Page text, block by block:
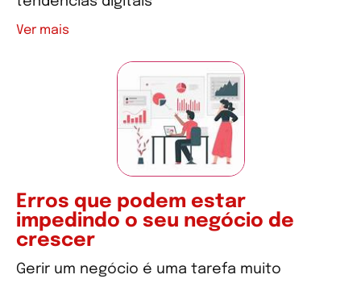
Ver mais
Erros que podem estar
impedindo o seu negócio de
crescer
Gerir um negócio é uma tarefa muito